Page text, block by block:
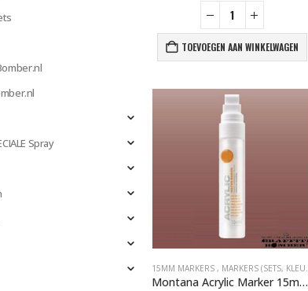
TOEVOEGEN AAN WINKELWAGEN
15MM MARKERS , MARKERS (SETS, KLEUR, EMPTY)
Montana Acrylic Marker 15mm Metallic Copper 371561
Spray